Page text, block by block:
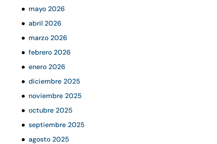
mayo 2026
abril 2026
marzo 2026
febrero 2026
enero 2026
diciembre 2025
noviembre 2025
octubre 2025
septiembre 2025
agosto 2025